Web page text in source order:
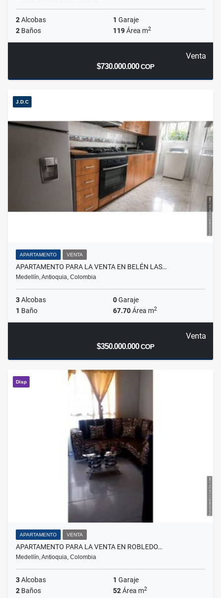
2Alcobas 1 Garaje
2 Baños 119Área m2
Venta
$730.000.000COP
J.D.C
APARTAMENTO VENTA
APARTAMENTO PARA LA VENTA EN BELÉN LAS…
Medellín, Antioquia, Colombia
3Alcobas 0Garaje
1 Baño 67.70Área m2
Venta
$350.000.000COP
Disp
APARTAMENTO VENTA
APARTAMENTO PARA LA VENTA EN ROBLEDO…
Medellín, Antioquia, Colombia
3Alcobas 1 Garaje
2 Baños 52Área m2